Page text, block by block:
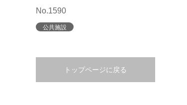
No.1590
公共施設
トップページに戻る